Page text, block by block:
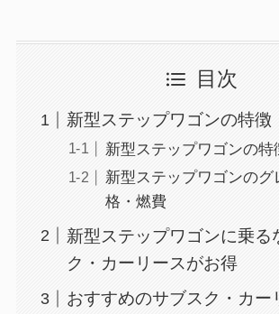
目次
新型ステップワゴンの特徴
新型ステップワゴンの特
新型ステップワゴンのグ
格・燃費
新型ステップワゴンに乗る
ク・カーリースがお得
おすすめのサブスク・カー